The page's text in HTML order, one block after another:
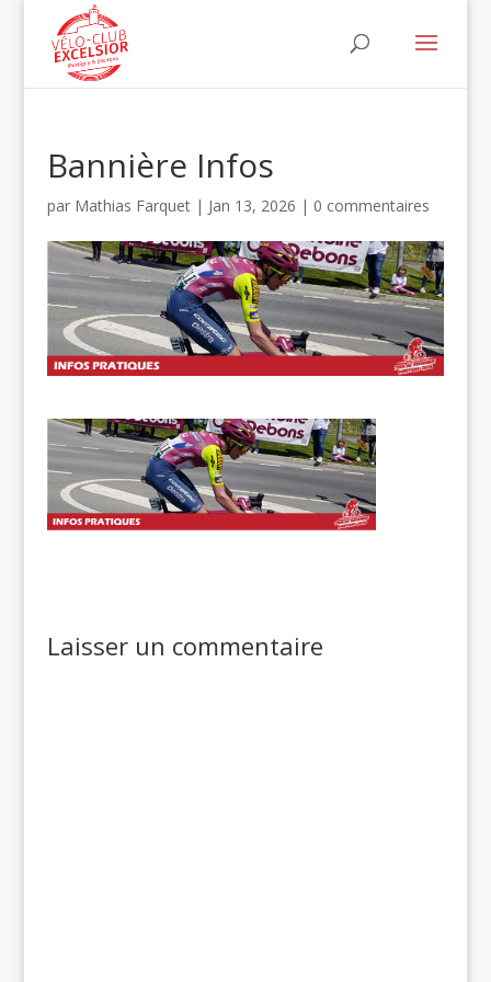
Bannière Infos
par Mathias Farquet| Jan 13, 2026 | 0 commentaires
Laisser un commentaire